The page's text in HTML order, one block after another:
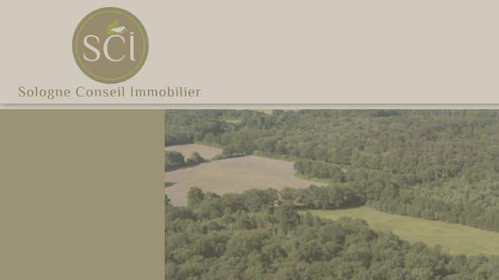
Cookies management panel